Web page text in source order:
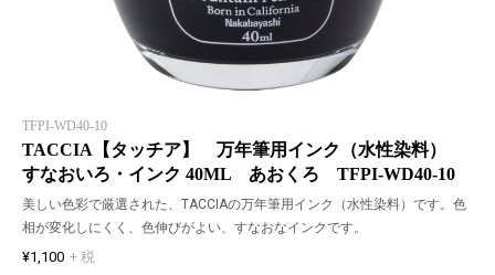
TFPI-WD40-10
TACCIA【タッチア】 万年筆用インク（水性染料）
すなおいろ・インク 40ML あおくろ TFPI-WD40-10
美しい色彩で厳選された、TACCIAの万年筆用インク（水性染料）です。色
相が変化しにくく、色伸びがよい、すなおなインクです。
¥1,100 + 税